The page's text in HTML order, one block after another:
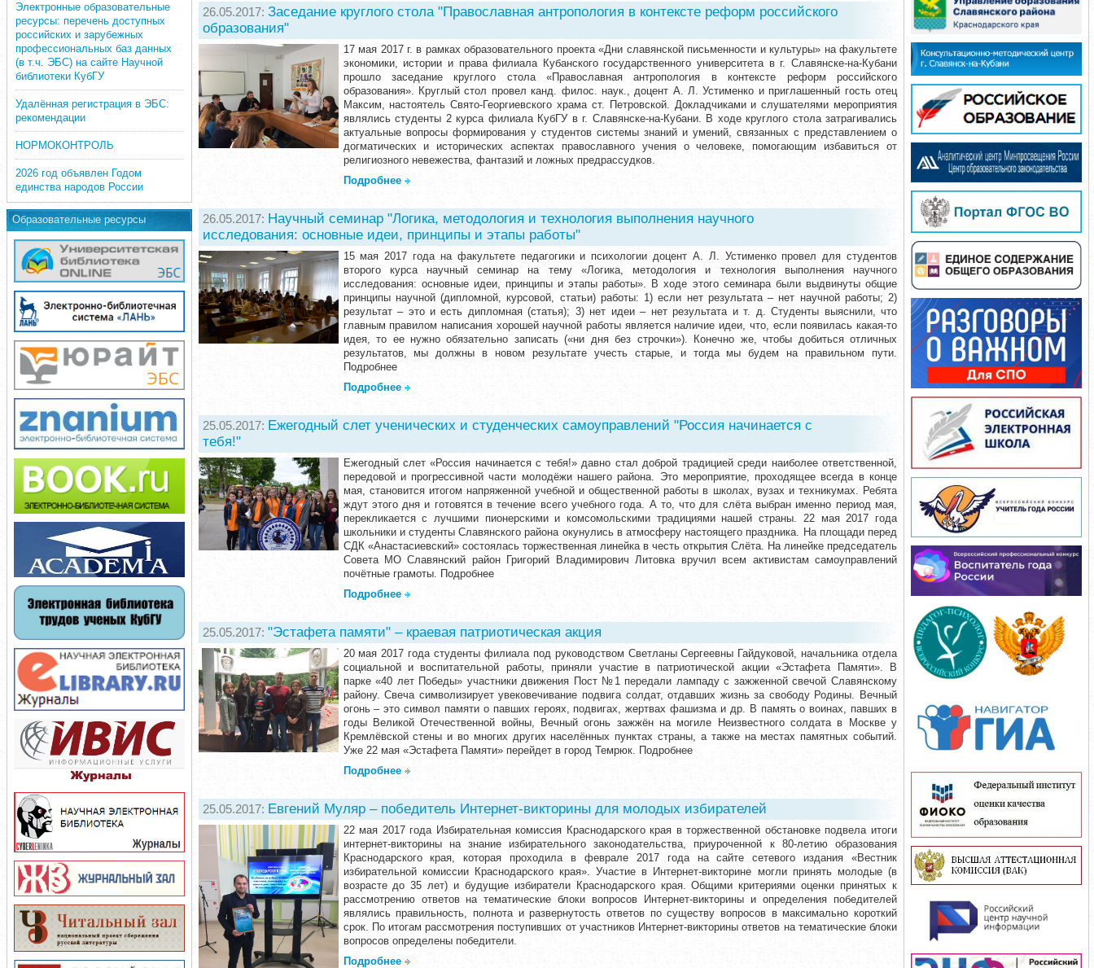
Электронные образовательные
ресурсы: перечень доступных
российских и зарубежных
профессиональных баз данных
(в т.ч. ЭБС) на сайте Научной
библиотеки КубГУ
Удалённая регистрация в ЭБС:
рекомендации
НОРМОКОНТРОЛЬ
2026 год объявлен Годом
единства народов России
Образовательные ресурсы
26.05.2017: Заседание круглого стола "Православная антропология в контексте реформ российского
образования"
17 мая 2017 г. в рамках образовательного проекта «Дни славянской письменности и культуры» на факультете
экономики, истории и права филиала Кубанского государственного университета в г. Славянске-на-Кубани
прошло заседание круглого стола «Православная антропология в контексте реформ российского
образования». Круглый стол провел канд. филос. наук., доцент А. Л. Устименко и приглашенный гость отец
Максим, настоятель Свято-Георгиевского храма ст. Петровской. Докладчиками и слушателями мероприятия
являлись студенты 2 курса филиала КубГУ в г. Славянске-на-Кубани. В ходе круглого стола затрагивались
актуальные вопросы формирования у студентов системы знаний и умений, связанных с представлением о
догматических и исторических аспектах православного учения о человеке, помогающим избавиться от
религиозного невежества, фантазий и ложных предрассудков.
Подробнее
26.05.2017: Научный семинар "Логика, методология и технология выполнения научного
исследования: основные идеи, принципы и этапы работы"
15 мая 2017 года на факультете педагогики и психологии доцент А. Л. Устименко провел для студентов
второго курса научный семинар на тему «Логика, методология и технология выполнения научного
исследования: основные идеи, принципы и этапы работы». В ходе этого семинара были выдвинуты общие
принципы научной (дипломной, курсовой, статьи) работы: 1) если нет результата – нет научной работы; 2)
результат – это и есть дипломная (статья); 3) нет идеи – нет результата и т. д. Студенты выяснили, что
главным правилом написания хорошей научной работы является наличие идеи, что, если появилась какая-то
идея, то ее нужно обязательно записать («ни дня без строчки»). Конечно же, чтобы добиться отличных
результатов, мы должны в новом результате учесть старые, и тогда мы будем на правильном пути.
Подробнее
Подробнее
25.05.2017: Ежегодный слет ученических и студенческих самоуправлений "Россия начинается с
тебя!"
Ежегодный слет «Россия начинается с тебя!» давно стал доброй традицией среди наиболее ответственной,
передовой и прогрессивной части молодёжи нашего района. Это мероприятие, проходящее всегда в конце
мая, становится итогом напряженной учебной и общественной работы в школах, вузах и техникумах. Ребята
ждут этого дня и готовятся в течение всего учебного года. А то, что для слёта выбран именно период мая,
перекликается с лучшими пионерскими и комсомольскими традициями нашей страны. 22 мая 2017 года
школьники и студенты Славянского района окунулись в атмосферу настоящего праздника. На площади перед
СДК «Анастасиевский» состоялась торжественная линейка в честь открытия Слёта. На линейке председатель
Совета МО Славянский район Григорий Владимирович Литовка вручил всем активистам самоуправлений
почётные грамоты. Подробнее
Подробнее
25.05.2017: "Эстафета памяти" – краевая патриотическая акция
20 мая 2017 года студенты филиала под руководством Светланы Сергеевны Гайдуковой, начальника отдела
социальной и воспитательной работы, приняли участие в патриотической акции «Эстафета Памяти». В
парке «40 лет Победы» участники движения Пост №1 передали лампаду с зажженной свечой Славянскому
району. Свеча символизирует увековечивание подвига солдат, отдавших жизнь за свободу Родины. Вечный
огонь – это символ памяти о павших героях, подвигах, жертвах фашизма и др. В память о воинах, павших в
годы Великой Отечественной войны, Вечный огонь зажжён на могиле Неизвестного солдата в Москве у
Кремлёвской стены и во многих других населённых пунктах страны, а также на местах памятных событий.
Уже 22 мая «Эстафета Памяти» перейдет в город Темрюк. Подробнее
Подробнее
25.05.2017: Евгений Муляр – победитель Интернет-викторины для молодых избирателей
22 мая 2017 года Избирательная комиссия Краснодарского края в торжественной обстановке подвела итоги
интернет-викторины на знание избирательного законодательства, приуроченной к 80-летию образования
Краснодарского края, которая проходила в феврале 2017 года на сайте сетевого издания «Вестник
избирательной комиссии Краснодарского края». Участие в Интернет-викторине могли принять молодые (в
возрасте до 35 лет) и будущие избиратели Краснодарского края. Общими критериями оценки принятых к
рассмотрению ответов на тематические блоки вопросов Интернет-викторины и определения победителей
являлись правильность, полнота и развернутость ответов по существу вопросов в максимально короткий
срок. По итогам рассмотрения поступивших от участников Интернет-викторины ответов на тематические блоки
вопросов определены победители.
Подробнее